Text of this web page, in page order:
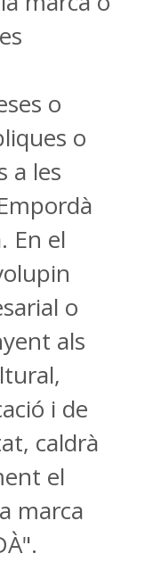
o
o
a les
En el
o
als
i de
caldrà
el
marca